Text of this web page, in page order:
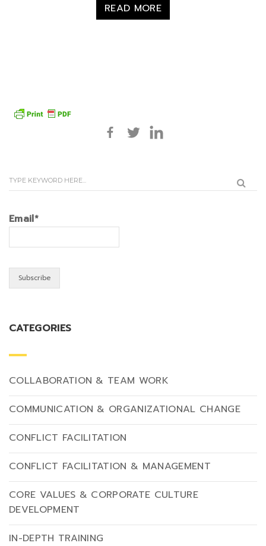
READ MORE
Email*
CATEGORIES
COLLABORATION & TEAM WORK
COMMUNICATION & ORGANIZATIONAL CHANGE
CONFLICT FACILITATION
CONFLICT FACILITATION & MANAGEMENT
CORE VALUES & CORPORATE CULTURE
DEVELOPMENT
IN-DEPTH TRAINING